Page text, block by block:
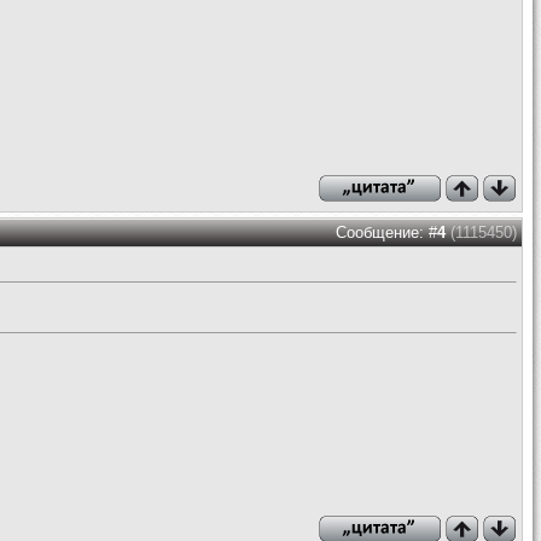
Сообщение: #4(1115450)